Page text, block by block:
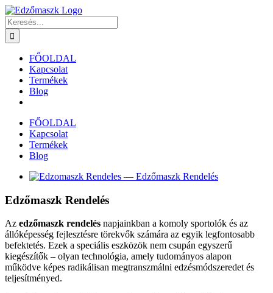
Kihagyás
Keresés...
FŐOLDAL
Kapcsolat
Termékek
Blog
FŐOLDAL
Kapcsolat
Termékek
Blog
View
Image
Edzőmaszk Rendelés
Az edzőmaszk rendelés napjainkban a komoly sportolók és az
állóképesség fejlesztésre törekvők számára az egyik legfontosabb
befektetés. Ezek a speciális eszközök nem csupán egyszerű
kiegészítők – olyan technológia, amely tudományos alapon
működve képes radikálisan megtranszmálni edzésmódszeredet és
teljesítményed.